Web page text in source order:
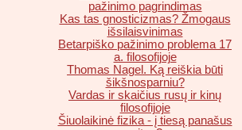
pažinimo pagrindimas
Kas tas gnosticizmas? Žmogaus
išsilaisvinimas
Betarpiško pažinimo problema 17
a. filosofijoje
Thomas Nagel. Ką reiškia būti
šikšnosparniu?
Vardas ir skaičius rusų ir kinų
filosofijoje
Šiuolaikinė fizika - į tiesą panašus